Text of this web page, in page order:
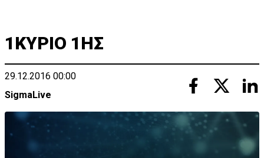
1ΚΥΡΙΟ 1ΗΣ
29.12.2016 00:00
SigmaLive